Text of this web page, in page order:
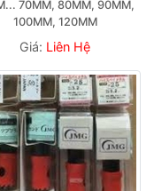
70MM, 80MM, 90MM,
100MM, 120MM
Giá: Liên Hệ